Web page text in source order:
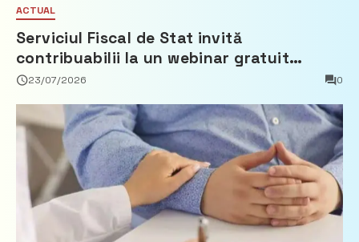
ACTUAL
Serviciul Fiscal de Stat invită
contribuabilii la un webinar gratuit
privind calculul impozitului pe bunurile
23/07/2026 0